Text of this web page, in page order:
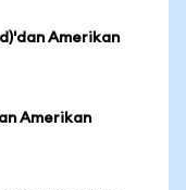
Amerikan
Amerikan